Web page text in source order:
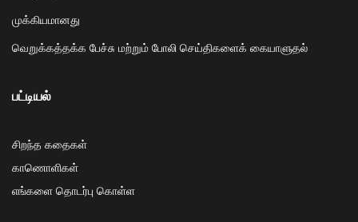
முக்கியமானது
வெறுக்கத்தக்க பேச்சு மற்றும் போலி செய்திகளைக் கையாளுதல்
பட்டியல்
சிறந்த கதைகள்
காணொளிகள்
எங்களை தொடர்பு கொள்ள